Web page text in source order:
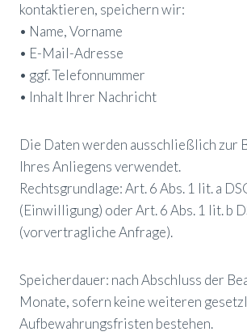
kontaktieren, speichern wir:
• Name, Vorname
• E-Mail-Adresse
• ggf. Telefonnummer
• Inhalt Ihrer Nachricht
Die Daten werden ausschließlich zur
Ihres Anliegens verwendet.
Rechtsgrundlage: Art. 6 Abs. 1 lit. a
(Einwilligung) oder Art. 6 Abs. 1 lit. b
(vorvertragliche Anfrage).
Speicherdauer: nach Abschluss der
Monate, sofern keine weiteren
Aufbewahrungsfristen bestehen.